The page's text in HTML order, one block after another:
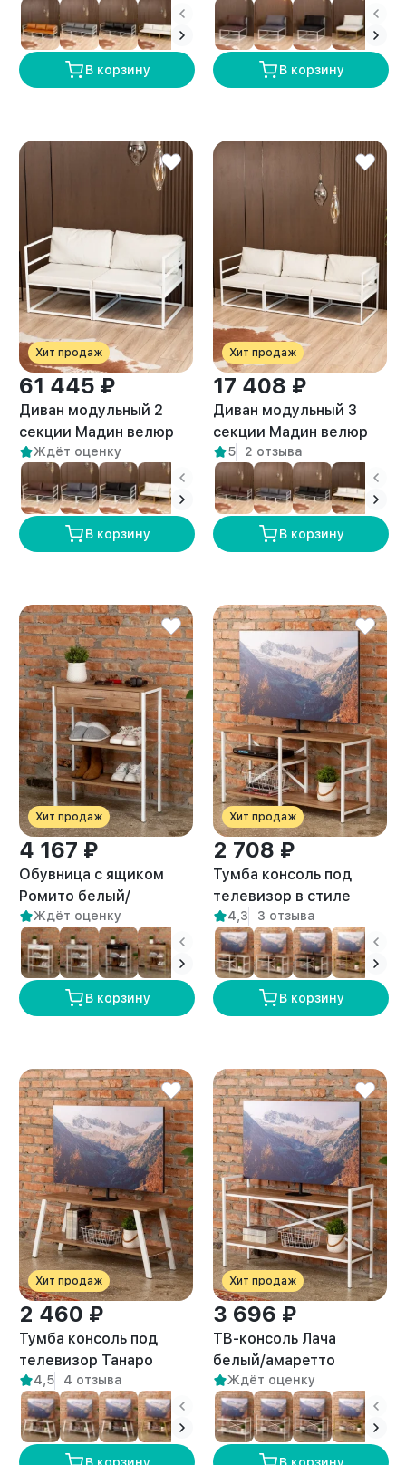
В корзину В корзину
Хит продаж
61 445 ₽
Диван модульный 2
секции Мадин велюр
белый/белый
Ждёт оценку
В корзину
Хит продаж
17 408 ₽
Диван модульный 3
секции Мадин велюр
белый/белый
5 2 отзыва
В корзину
Хит продаж
4 167 ₽
Обувница с ящиком
Ромито белый/
амаретто
Ждёт оценку
В корзину
Хит продаж
2 708 ₽
Тумба консоль под
телевизор в стиле
лофт Арно белый/
амаретто
4,3 3 отзыва
В корзину
Хит продаж
2 460 ₽
Тумба консоль под
телевизор Танаро
белый/амаретто
4,5 4 отзыва
В корзину
Хит продаж
3 696 ₽
ТВ-консоль Лача
белый/амаретто
Ждёт оценку
В корзину